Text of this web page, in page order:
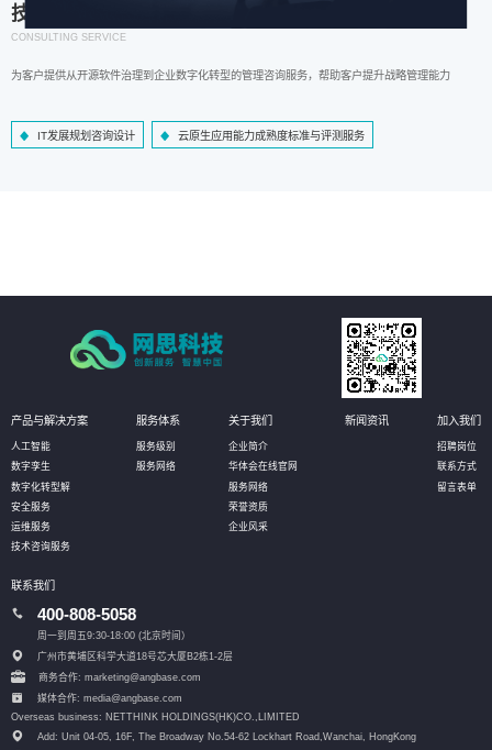
技术咨询服务
CONSULTING SERVICE
为客户提供从开源软件治理到企业数字化转型的管理咨询服务，帮助客户提升战略管理能力
IT发展规划咨询设计 云原生应用能力成熟度标准与评测服务
产品与解决方案
人工智能
数字孪生
数字化转型解
安全服务
运维服务
技术咨询服务
服务体系
服务级别
服务网络
关于我们
企业简介
华体会在线官网
服务网络
荣誉资质
企业风采
新闻资讯 加入我们
招聘岗位
联系方式
留言表单
联系我们
400-808-5058
周一到周五9:30-18:00 (北京时间）
广州市黄埔区科学大道18号芯大厦B2栋1-2层
商务合作: marketing@angbase.com
媒体合作: media@angbase.com
Overseas business: NETTHINK HOLDINGS(HK)CO.,LIMITED
Add: Unit 04-05, 16F, The Broadway No.54-62 Lockhart Road, Wanchai, HongKong